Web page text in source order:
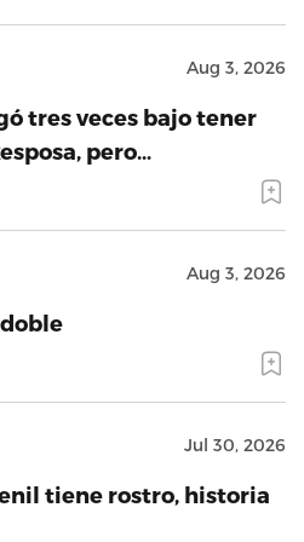
Aug 3, 2026
tres veces bajo tener
pero…
Aug 3, 2026
Jul 30, 2026
tiene rostro, historia